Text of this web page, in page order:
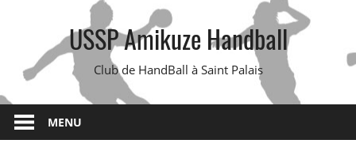
USSP Amikuze Handball
Club de HandBall à Saint Palais
MENU